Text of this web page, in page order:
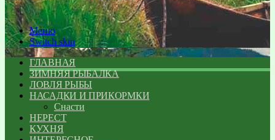
Меню
Switch skin
ГЛАВНАЯ
ЗИМНЯЯ РЫБАЛКА
ЛОВЛЯ РЫБЫ
НАСАДКИ И ПРИКОРМКИ
Снасти
НЕРЕСТ
КУХНЯ